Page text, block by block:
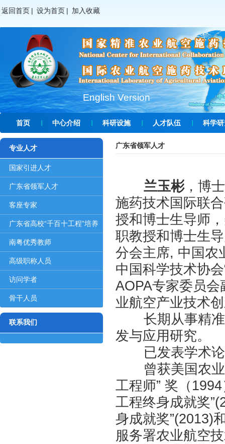
返回首页 | 设为首页 | 加入收藏
English Version
首页 中心介绍 科研设施 人才队伍 科学
专业人才
国家引进人才
广东省领军人才
客座专家
广东省高校“千百十工程”培养
对...
南粤优秀教师
高级职称人员
访问学者
骨干人员
联系我们
广东省领军人才
兰玉彬，博
施药技术国际联
授和博士生导师
职教授和博士生
分会主席, 中国农
中国科学技术协
AOPA专家委员
业航空产业技术
长期从事精准
发与应用研究。
已发表学术论
曾获美国农业
工程师” 奖（
工程终身成就奖
身成就奖”(2013)
服务署农业航空